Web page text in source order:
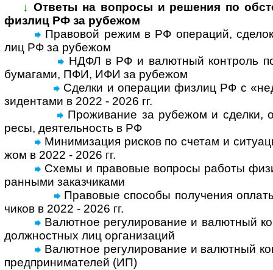
↓ Ответы на вопросы и реше­ния по
физ­лиц РФ за рубежом
Правовой режим в РФ операций,
лиц РФ за рубе­жом
НДФЛ в РФ и валютный контроль
бума­гами, ПФИ, ИФИ за рубе­жом
Сделки и операции физ­лиц РФ с
зи­ден­тами в 2022 - 2026 гг.
Проживание за рубежом и сделки,
ресы, дея­тель­ность в РФ
Минимизация рисков по счетам и
жом в 2022 - 2026 гг.
Схемы и правовые вопросы работы
ран­ными заказ­чи­ками
Правовые способы полу­че­ния
чи­ков в 2022 - 2026 гг.
Валютное регулирование и валютный
долж­но­ст­ных лиц орга­ни­заций
Валютное регулирование и валютный
пред­при­ни­ма­те­лей (ИП)